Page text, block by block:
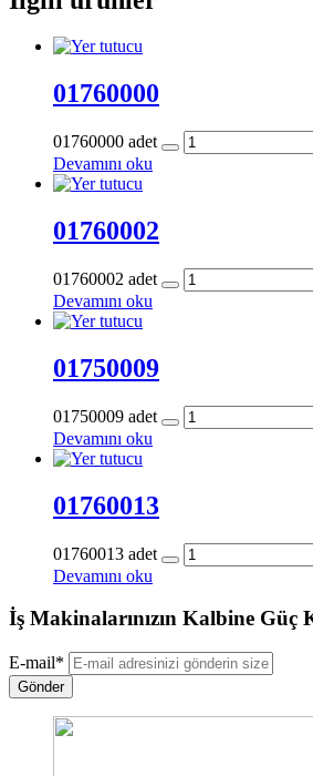
01760000
01760000 adet
Devamını oku
01760002
01760002 adet
Devamını oku
01750009
01750009 adet
Devamını oku
01760013
01760013 adet
Devamını oku
İş Makinalarınızın Kalbine Güç
E-mail*
Gönder